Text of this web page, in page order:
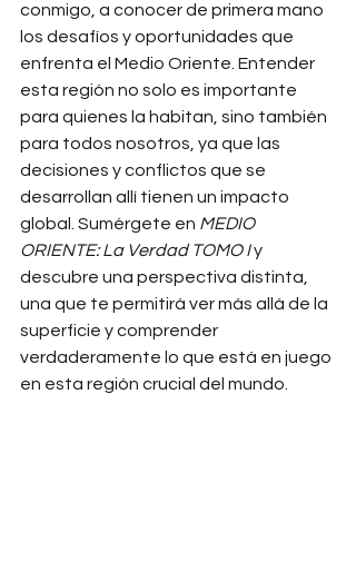
conmigo, a conocer de primera mano
los desafíos y oportunidades que
enfrenta el Medio Oriente. Entender
esta región no solo es importante
para quienes la habitan, sino también
para todos nosotros, ya que las
decisiones y conflictos que se
desarrollan allí tienen un impacto
global. Sumérgete en MEDIO
ORIENTE: La Verdad TOMO I y
descubre una perspectiva distinta,
una que te permitirá ver más allá de la
superficie y comprender
verdaderamente lo que está en juego
en esta región crucial del mundo.